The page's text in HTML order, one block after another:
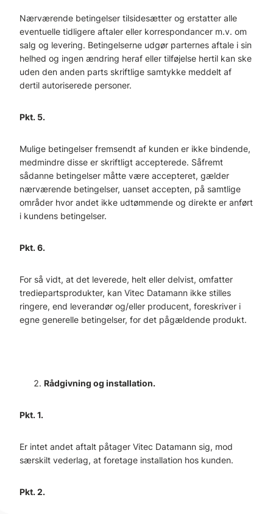
Nærværende betingelser tilsidesætter og erstatter alle
eventuelle tidligere aftaler eller korrespondancer m.v. om
salg og levering. Betingelserne udgør parternes aftale i sin
helhed og ingen ændring heraf eller tilføjelse hertil kan ske
uden den anden parts skriftlige samtykke meddelt af
dertil autoriserede personer.
Pkt. 5.
Mulige betingelser fremsendt af kunden er ikke bindende,
medmindre disse er skriftligt accepterede. Såfremt
sådanne betingelser måtte være accepteret, gælder
nærværende betingelser, uanset accepten, på samtlige
områder hvor andet ikke udtømmende og direkte er anført
i kundens betingelser.
Pkt. 6.
For så vidt, at det leverede, helt eller delvist, omfatter
trediepartsprodukter, kan Vitec Datamann ikke stilles
ringere, end leverandør og/eller producent, foreskriver i
egne generelle betingelser, for det pågældende produkt.
Rådgivning og installation.
Pkt. 1.
Er intet andet aftalt påtager Vitec Datamann sig, mod
særskilt vederlag, at foretage installation hos kunden.
Pkt. 2.